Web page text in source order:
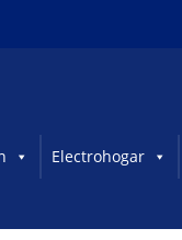
Electrohogar